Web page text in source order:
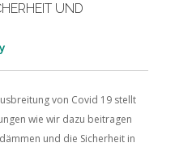
UND
von Covid 19 stellt
wie wir dazu beitragen
und die Sicherheit in